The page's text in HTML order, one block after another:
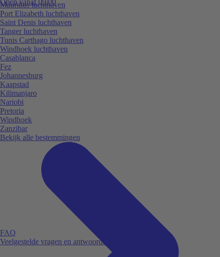
Open vanaf 09:00
FAQ
Veelgestelde vragen en antwoorden.
Mauritius luchthaven
Port Elizabeth luchthaven
Saint Denis luchthaven
Tanger luchthaven
Tunis Carthago luchthaven
Windhoek luchthaven
Casablanca
Fez
Johannesburg
Kaapstad
Kilimanjaro
Nariobi
Pretoria
Windhoek
Zanzibar
Bekijk alle bestemmingen